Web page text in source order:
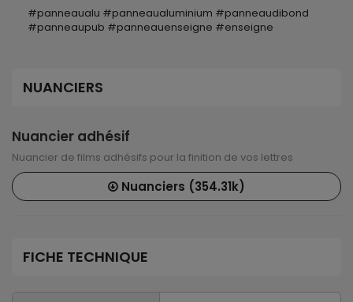
#panneaualu #panneaualuminium #panneaudibond
#panneaupub #panneauenseigne #enseigne
NUANCIERS
Nuancier adhésif
Nuancier de films adhésifs pour la finition de vos lettres
Nuanciers (354.31k)
FICHE TECHNIQUE